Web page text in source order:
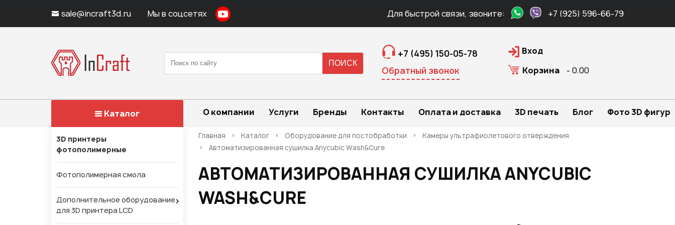
sale@incraft3d.ru Мы в соцсетях Для быстрой связи, звоните: +7 (925) 596-66-79
+7 (495) 150-05-78
Обратный звонок
Вход
Корзина
- 0.00
Каталог О компании Услуги Бренды Контакты Оплата и доставка 3D печать Блог Фото 3D фигур
3D принтеры
фотополимерные
Фотополимерная смола
Дополнительное оборудование
для 3D принтера LCD
Главная Каталог Оборудование для постобработки
Камеры ультрафиолетового отверждения
Автоматизированная сушилка Anycubic Wash&Cure
АВТОМАТИЗИРОВАННАЯ СУШИЛКА ANYCUBIC
WASH&CURE
ОБРАТНЫЙ ЗВОНОК
Контактный телефон*:
ЗАКАЗ ТОВАРА В 1 КЛИК
Ваш E-mail*:
Авторизация Регистрация
Пароль:
ПРЕДВАРИТЕЛЬНЫЙ ЗАКАЗ
Ваш E-mail*: